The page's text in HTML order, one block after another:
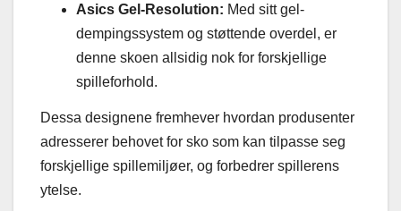
Asics Gel-Resolution: Med sitt gel-
dempingssystem og støttende overdel, er
denne skoen allsidig nok for forskjellige
spilleforhold.
Dessa designene fremhever hvordan produsenter
adresserer behovet for sko som kan tilpasse seg
forskjellige spillemiljøer, og forbedrer spillerens
ytelse.